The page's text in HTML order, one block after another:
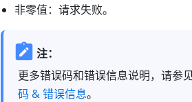
非零值：请求失败。
注：
更多错误码和错误信息说明，请参
码 & 错误信息。